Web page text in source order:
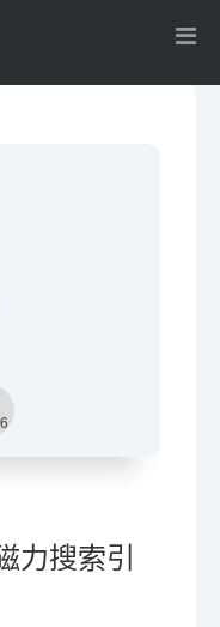
力搜索引